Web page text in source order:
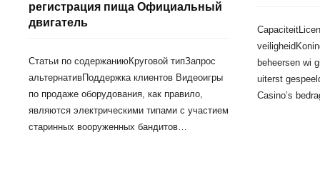
регистрация пища Официальный
двигатель
Статьи по содержаниюКруговой типЗапрос
альтернативПоддержка клиентов Видеоигры
по продаже оборудования, как правило,
являются электрическими типами с участием
старинных вооруженных бандитов…
beheersen wi
uiterst
Casino’s